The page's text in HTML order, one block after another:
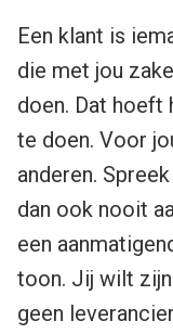
Een klant is
die met jou
doen. Dat hoeft
te doen. Voor
anderen.
dan ook nooit
een
toon. Jij wilt
geen